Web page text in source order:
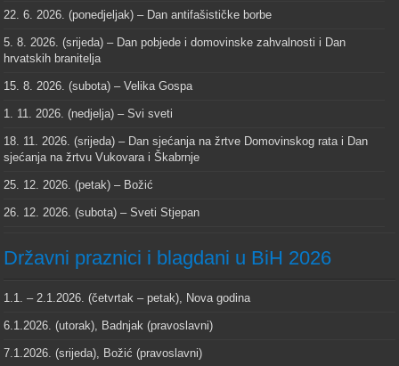
22. 6. 2026. (ponedjeljak) – Dan antifašističke borbe
5. 8. 2026. (srijeda) – Dan pobjede i domovinske zahvalnosti i Dan
hrvatskih branitelja
15. 8. 2026. (subota) – Velika Gospa
1. 11. 2026. (nedjelja) – Svi sveti
18. 11. 2026. (srijeda) – Dan sjećanja na žrtve Domovinskog rata i Dan
sjećanja na žrtvu Vukovara i Škabrnje
25. 12. 2026. (petak) – Božić
26. 12. 2026. (subota) – Sveti Stjepan
Državni praznici i blagdani u BiH 2026
1.1. – 2.1.2026. (četvrtak – petak), Nova godina
6.1.2026. (utorak), Badnjak (pravoslavni)
7.1.2026. (srijeda), Božić (pravoslavni)